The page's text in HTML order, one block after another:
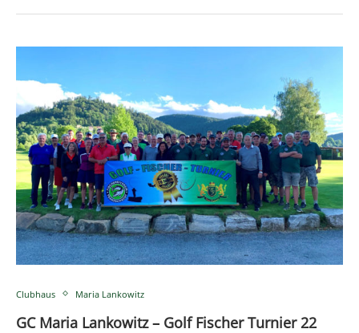
Clubhaus Maria Lankowitz
GC Maria Lankowitz – Golf Fischer Turnier 22